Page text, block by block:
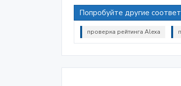
Попробуйте другие
проверка рейтинга Alexa